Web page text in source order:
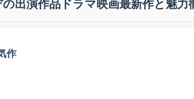
出演作品ドラマ映画最新作と魅力
作